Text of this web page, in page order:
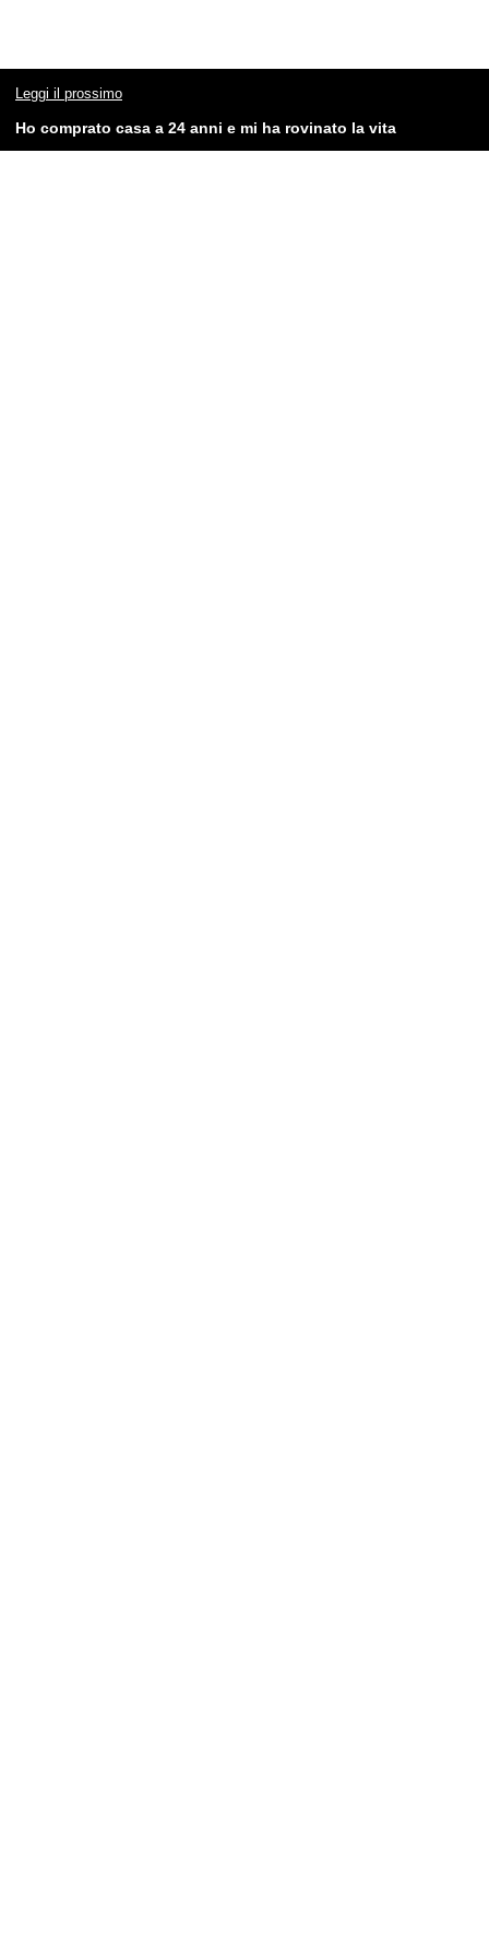
Leggi il prossimo
Ho comprato casa a 24 anni e mi ha rovinato la vita